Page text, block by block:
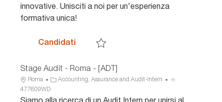
n
e
a
innovative. Unisciti a noi per un'esperienza
formativa unica!
CandidatiStage Audit Financial Services -
Stage Audit - Roma - [ADT]
U
b
i
Roma
C
a
t
Accounting, Assurance and Audit-Intern
a
477609WD